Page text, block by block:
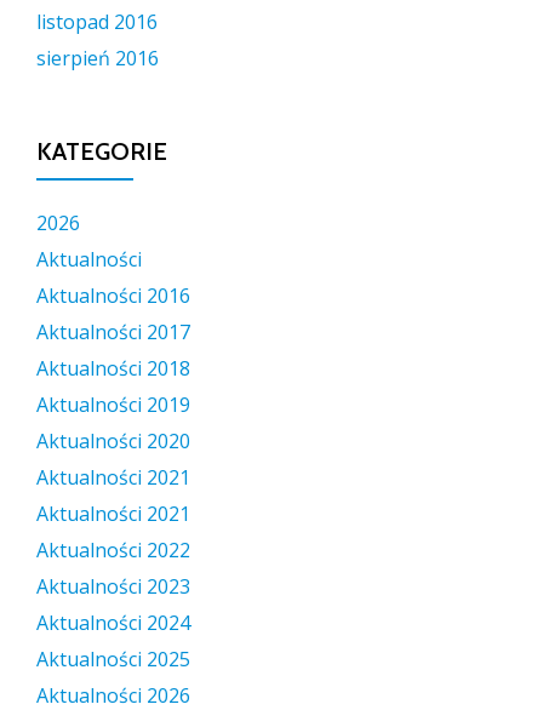
listopad 2016
sierpień 2016
KATEGORIE
2026
Aktualności
Aktualności 2016
Aktualności 2017
Aktualności 2018
Aktualności 2019
Aktualności 2020
Aktualności 2021
Aktualności 2021
Aktualności 2022
Aktualności 2023
Aktualności 2024
Aktualności 2025
Aktualności 2026